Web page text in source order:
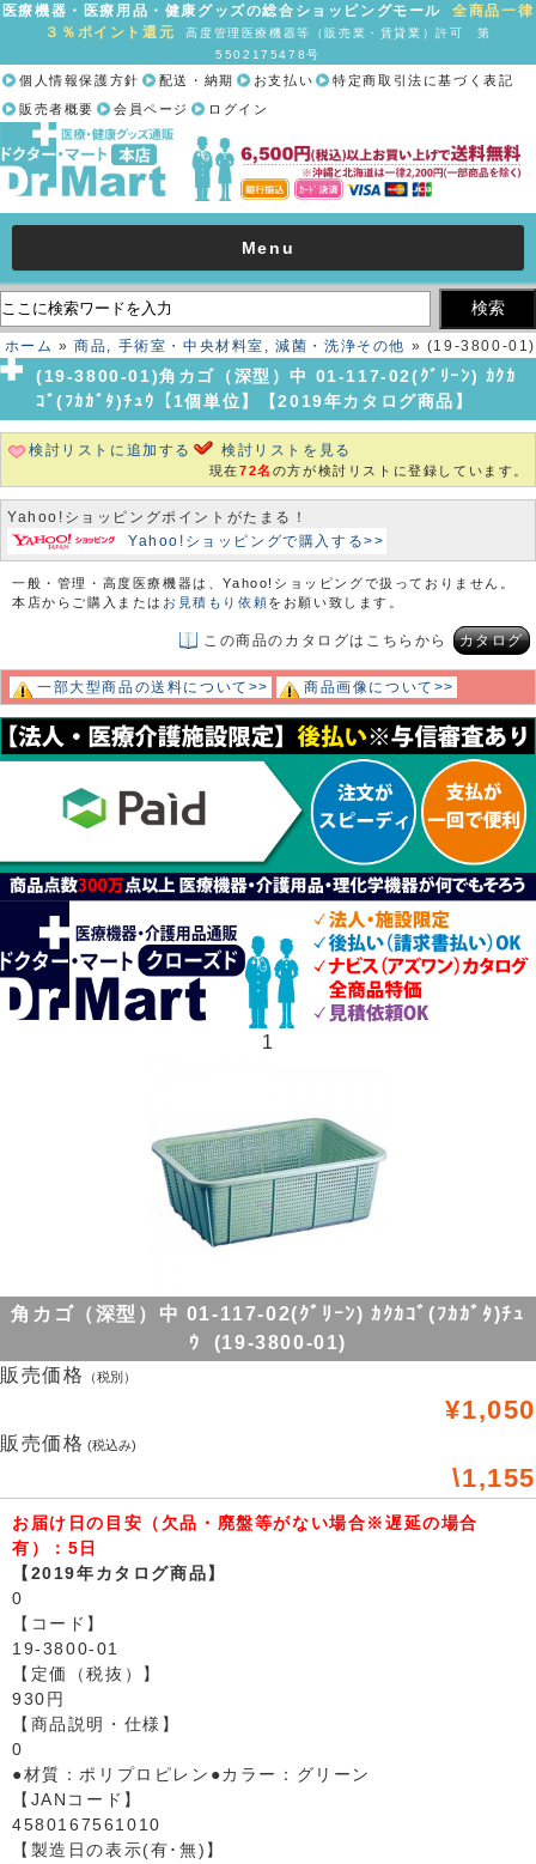
医療機器・医療用品・健康グッズの総合ショッピングモール全商品一律
３％ポイント還元
高度管理医療機器等（販売業・賃貸業）許可 第
5502175478号
個人情報保護方針 配送・納期 お支払い
特定商取引法に基づく表記
販売者概要
会員ページ ログイン
Menu
ホーム »商品, 手術室・中央材料室 ,減菌・洗浄その他 » (19-3800-01)
角カゴ（深型）中 01-117-02(ｸﾞﾘｰﾝ) ｶｸｶｺﾞ(ﾌｶｶﾞﾀ)ﾁｭｳ【1個単位】
【2019年カタログ商品】
(19-3800-01)角カゴ（深型）中 01-117-02(ｸﾞﾘｰﾝ) ｶｸｶ
ｺﾞ(ﾌｶｶﾞﾀ)ﾁｭｳ【1個単位】【2019年カタログ商品】
検討リストに追加する 検討リストを見る
現在72名 の方が検討リストに登録しています。
Yahoo!ショッピングポイントがたまる！
Yahoo!ショッピングで購入する>>
一般・管理・高度医療機器は、Yahoo!ショッピングで扱っておりません。
本店からご購入または お見積もり依頼をお願い致します。
この商品のカタログはこちらから カタログ
一部大型商品の送料について>> 商品画像について>>
1
角カゴ（深型）中 01-117-02(ｸﾞﾘｰﾝ) ｶｸｶｺﾞ(ﾌｶｶﾞﾀ)ﾁｭ
ｳ (19-3800-01)
販売価格
（税別）
¥1,050
販売価格 (税込み)
\1,155
お届け日の目安（欠品・廃盤等がない場合※遅延の場合
有）：5日
【2019年カタログ商品】
0
【コード】
19-3800-01
【定価（税抜）】
930円
【商品説明・仕様】
0
●材質：ポリプロピレン●カラー：グリーン
【JANコード】
4580167561010
【製造日の表示(有･無)】